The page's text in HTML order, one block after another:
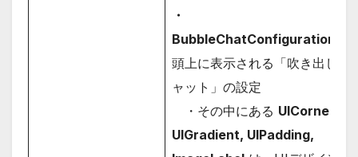
・
BubbleChatConfiguration
頭上に表示される「吹き出しチ
ャット」の設定
・その中にある UICorner,
UIGradient, UIPadding,